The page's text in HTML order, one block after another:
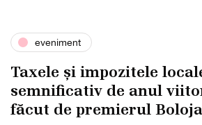
eveniment
Taxele și impozitele
semnificativ de anul
făcut de premierul